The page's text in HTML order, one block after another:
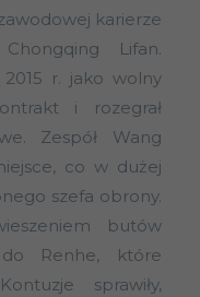
karierze
Lifan.
r. jako wolny
i rozegrał
Zespół Wang
co w dużej
szefa obrony.
butów
Renhe, które
sprawiły,